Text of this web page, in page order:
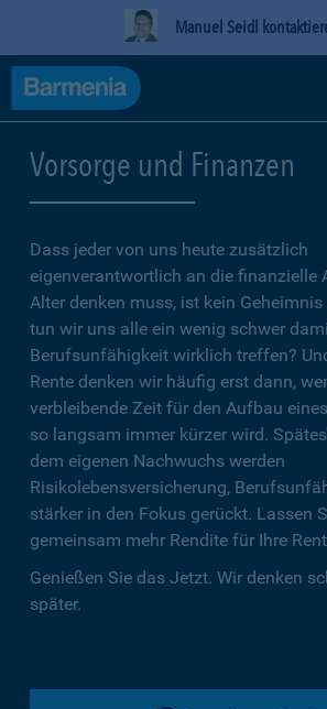
Manuel Seidl
Vorsorge und Finanzen
Dass jeder von uns heute zusätzlich
eigenverantwortlich an die finanzielle
Alter denken muss, ist kein Geheimnis
tun wir uns alle ein wenig schwer
Berufsunfähigkeit wirklich treffen?
Rente denken wir häufig erst dann,
verbleibende Zeit für den Aufbau
so langsam immer kürzer wird.
dem eigenen Nachwuchs werden
Risikolebensversicherung,
stärker in den Fokus gerückt. Lassen
gemeinsam mehr Rendite für Ihre
Genießen Sie das Jetzt. Wir denken
später.